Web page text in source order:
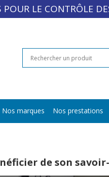
LE CONTRÔLE
Nos marques Nos prestations
de son